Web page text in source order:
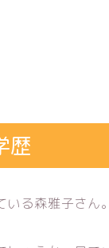
歴
いる森雅子さん